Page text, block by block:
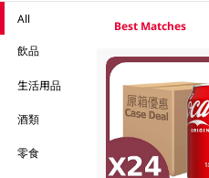
All
飲品
生活用品
酒類
零食
Best Matches